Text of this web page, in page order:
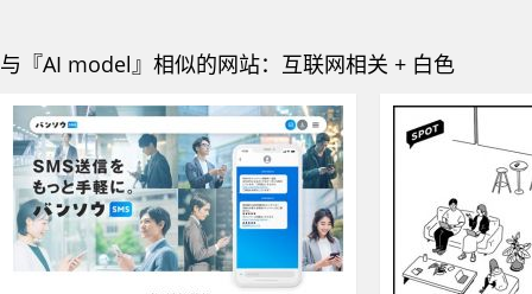
与『AI model』相似的网站：互联网相关 + 白色